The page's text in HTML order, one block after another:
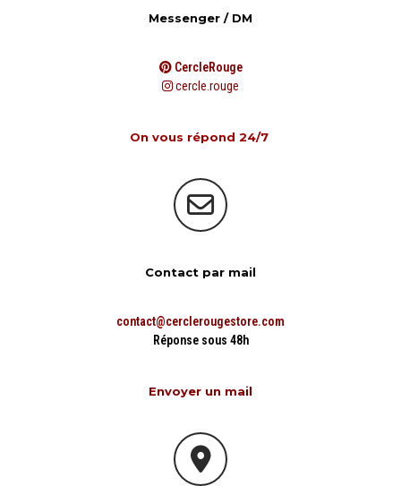
Messenger / DM
CercleRouge
cercle.rouge
On vous répond 24/7
Contact par mail
contact@cerclerougestore.com
Réponse sous 48h
Envoyer un mail